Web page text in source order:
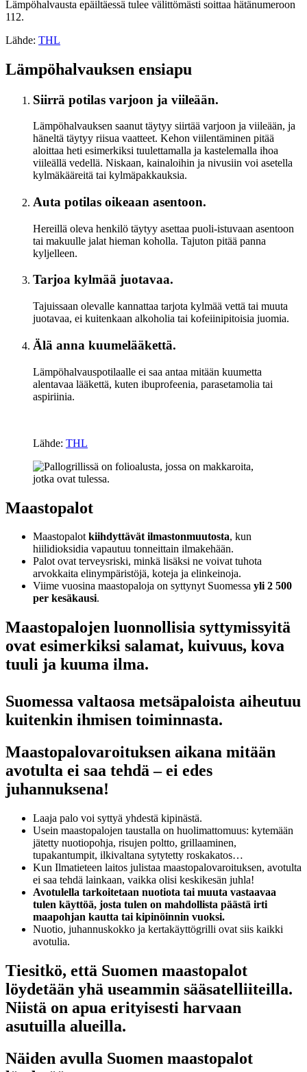
Lämpöhalvausta epäiltäessä tulee välittömästi soittaa hätänumeroon
112.
Lähde: THL
Lämpöhalvauksen ensiapu
Siirrä potilas varjoon ja viileään.
Lämpöhalvauksen saanut täytyy siirtää varjoon ja viileään, ja
häneltä täytyy riisua vaatteet. Kehon viilentäminen pitää
aloittaa heti esimerkiksi tuulettamalla ja kastelemalla ihoa
viileällä vedellä. Niskaan, kainaloihin ja nivusiin voi asetella
kylmäkääreitä tai kylmäpakkauksia.
Auta potilas oikeaan asentoon.
Hereillä oleva henkilö täytyy asettaa puoli-istuvaan asentoon
tai makuulle jalat hieman koholla. Tajuton pitää panna
kyljelleen.
Tarjoa kylmää juotavaa.
Tajuissaan olevalle kannattaa tarjota kylmää vettä tai muuta
juotavaa, ei kuitenkaan alkoholia tai kofeiinipitoisia juomia.
Älä anna kuumelääkettä.
Lämpöhalvauspotilaalle ei saa antaa mitään kuumetta
alentavaa lääkettä, kuten ibuprofeenia, parasetamolia tai
aspiriinia.
Lähde: THL
Maastopalot
Maastopalotkiihdyttävät ilmastonmuutosta, kun
hiilidioksidia vapautuu tonneittain ilmakehään.
Palot ovat terveysriski, minkä lisäksi ne voivat tuhota
arvokkaita elinympäristöjä, koteja ja elinkeinoja.
Viime vuosina maastopaloja on syttynyt Suomessa yli 2 500
per kesäkausi.
Maastopalojen luonnollisia syttymissyitä
ovat esimerkiksi salamat, kuivuus, kova
tuuli ja kuuma ilma.
Suomessa valtaosa metsäpaloista aiheutuu
kuitenkin ihmisen toiminnasta.
Maastopalovaroituksen aikana mitään
avotulta ei saa tehdä – ei edes
juhannuksena!
Laaja palo voi syttyä yhdestä kipinästä.
Usein maastopalojen taustalla on huolimattomuus: kytemään
jätetty nuotiopohja, risujen poltto, grillaaminen,
tupakantumpit, ilkivaltana sytytetty roskakatos…
Kun Ilmatieteen laitos julistaa maastopalovaroituksen, avotulta
ei saa tehdä lainkaan, vaikka olisi keskikesän juhla!
Avotulella tarkoitetaan nuotiota tai muuta vastaavaa
tulen käyttöä, josta tulen on mahdollista päästä irti
maapohjan kautta tai kipinöinnin vuoksi.
Nuotio, juhannuskokko ja kertakäyttögrilli ovat siis kaikki
avotulia.
Tiesitkö, että Suomen maastopalot
löydetään yhä useammin sääsatelliiteilla.
Niistä on apua erityisesti harvaan
asutuilla alueilla.
Näiden avulla Suomen maastopalot